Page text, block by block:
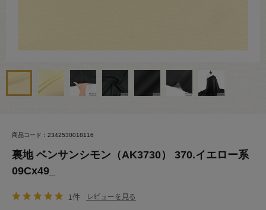
商品コード：2342530018116
裏地 ベンサンシモン（AK3730） 370.イエロー系
09Cx49_
1件 レビューを見る